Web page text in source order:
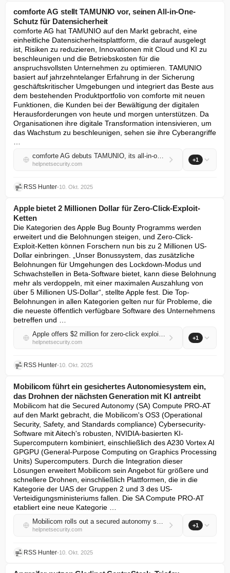
comforte AG stellt TAMUNIO vor, seinen All-in-One-
Schutz für Datensicherheit
comforte AG hat TAMUNIO auf den Markt gebracht, eine
einheitliche Datensicherheitsplattform, die darauf ausgelegt
ist, Risiken zu reduzieren, Innovationen mit Cloud und KI zu
beschleunigen und die Betriebskosten für die
anspruchsvollsten Unternehmen zu optimieren. TAMUNIO
basiert auf jahrzehntelanger Erfahrung in der Sicherung
geschäftskritischer Umgebungen und integriert das Beste aus
dem bestehenden Produktportfolio von comforte mit neuen
Funktionen, die Kunden bei der Bewältigung der digitalen
Herausforderungen von heute und morgen unterstützen. Da
Organisationen ihre digitale Transformation intensivieren, um
das Wachstum zu beschleunigen, sehen sie ihre Cyberangriffe
comforte AG debuts TAMUNIO, its all-in-one shield for data security
helpnetsecurity.com
+1
RSS Hunter•10. Okt. 2025
Apple bietet 2 Millionen Dollar für Zero-Click-Exploit-
Ketten
Die Kategorien des Apple Bug Bounty Programms werden
erweitert und die Belohnungen steigen, und Zero-Click-
Exploit-Ketten können Forschern nun bis zu 2 Millionen US-
Dollar einbringen. „Unser Bonussystem, das zusätzliche
Belohnungen für Umgehungen des Lockdown-Modus und
Schwachstellen in Beta-Software bietet, kann diese Belohnung
mehr als verdoppeln, mit einer maximalen Auszahlung von
über 5 Millionen US-Dollar“, stellte Apple fest. Die Top-
Belohnungen in allen Kategorien gelten nur für Probleme, die
die neueste öffentlich verfügbare Software des Unternehmens
betreffen und …
Apple offers $2 million for zero-click exploit chains
helpnetsecurity.com
+1
RSS Hunter•10. Okt. 2025
Mobilicom führt ein gesichertes Autonomiesystem ein,
das Drohnen der nächsten Generation mit KI antreibt
Mobilicom hat die Secured Autonomy (SA) Compute PRO-AT
auf den Markt gebracht, die Mobilicom's OS3 (Operational
Security, Safety, and Standards compliance) Cybersecurity-
Software mit Aitech's robusten, NVIDIA-basierten KI-
Supercomputern kombiniert, einschließlich des A230 Vortex AI
GPGPU (General-Purpose Computing on Graphics Processing
Units) Supercomputers. Durch die Integration dieser
Lösungen erweitert Mobilicom sein Angebot für größere und
schnellere Drohnen, einschließlich Plattformen, die in die
Kategorie der UAS der Gruppen 2 und 3 des US-
Verteidigungsministeriums fallen. Die SA Compute PRO-AT
etabliert eine neue Kategorie …
Mobilicom rolls out a secured autonomy system powering next-gen AI drones
helpnetsecurity.com
+1
RSS Hunter•10. Okt. 2025